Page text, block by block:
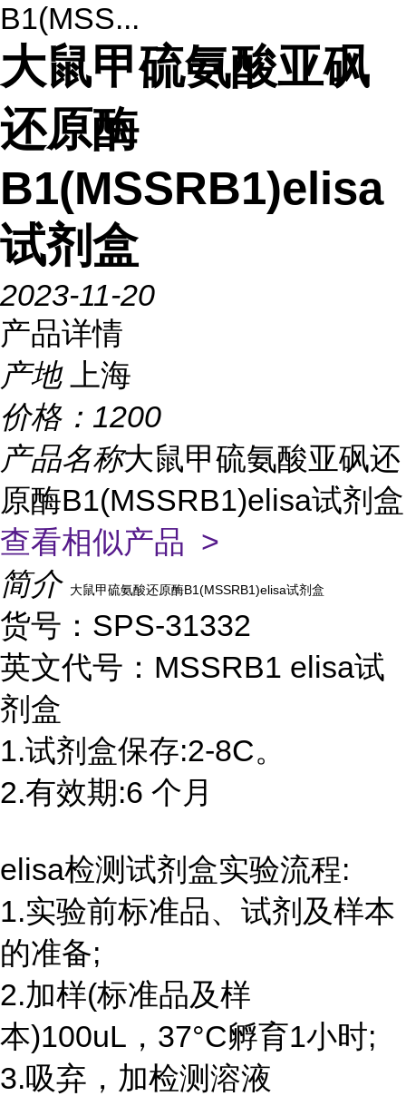
B1(MSS...
大鼠甲硫氨酸亚砜
还原酶
B1(MSSRB1)elisa
试剂盒
2023-11-20
产品详情
产地
上海
价格： 1200
产品名称大鼠甲硫氨酸亚砜还
原酶B1(MSSRB1)elisa试剂盒
查看相似产品 >
简介
大鼠甲硫氨酸还原酶B1(MSSRB1)elisa试剂盒
货号：SPS-31332
英文代号：MSSRB1 elisa试
剂盒
1.试剂盒保存:2-8C。
2.有效期:6 个月
elisa检测试剂盒实验流程:
1.实验前标准品、试剂及样本
的准备;
2.加样(标准品及样
本)100uL，37°C孵育1小时;
3.吸弃，加检测溶液